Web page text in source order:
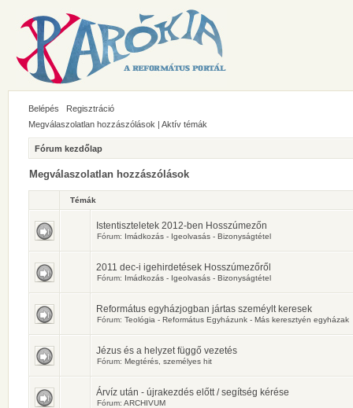
Belépés
Regisztráció
Megválaszolatlan hozzászólások | Aktív témák
Fórum kezdőlap
Megválaszolatlan hozzászólások
Témák
Istentiszteletek 2012-ben Hosszúmezőn
Fórum: Imádkozás - Igeolvasás - Bizonyságtétel
2011 dec-i igehirdetések Hosszúmezőről
Fórum: Imádkozás - Igeolvasás - Bizonyságtétel
Református egyházjogban jártas szeméylt keresek
Fórum: Teológia - Református Egyházunk - Más keresztyén egyházak
Jézus és a helyzet függő vezetés
Fórum: Megtérés, személyes hit
Árvíz után - újrakezdés előtt / segítség kérése
Fórum: ARCHIVUM